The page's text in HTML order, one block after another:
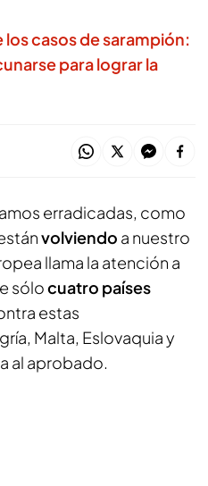
casos de sarampión:
para lograr la
erradicadas, como
volviendo a nuestro
llama la atención a
sólocuatro países
estas
Malta, Eslovaquia y
al aprobado.